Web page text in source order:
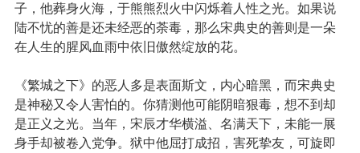
子，他葬身火海，于熊熊烈火中闪烁着人性之光。如果说
陆不忧的善是还未经恶的荼毒，那么宋典史的善则是一朵
在人生的腥风血雨中依旧傲然绽放的花。
《繁城之下》的恶人多是表面斯文，内心暗黑，而宋典史
是神秘又令人害怕的。你猜测他可能阴暗狠毒，想不到却
是正义之光。当年，宋辰才华横溢、名满天下，未能一展
身手却被卷入党争。狱中他屈打成招，害死挚友，可旋即